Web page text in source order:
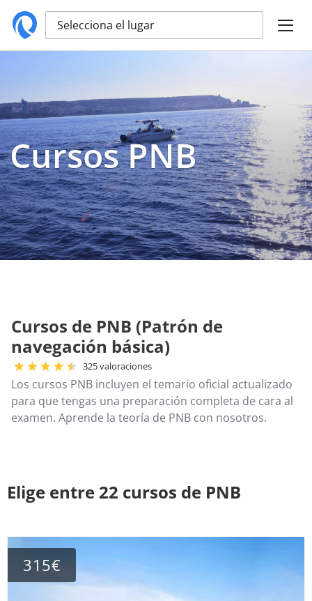
Selecciona el lugar
Cursos PNB
Cursos de PNB (Patrón de
navegación básica)
325 valoraciones
Los cursos PNB incluyen el temario oficial actualizado
para que tengas una preparación completa de cara al
examen. Aprende la teoría de PNB con nosotros.
Elige entre 22 cursos de PNB
315€